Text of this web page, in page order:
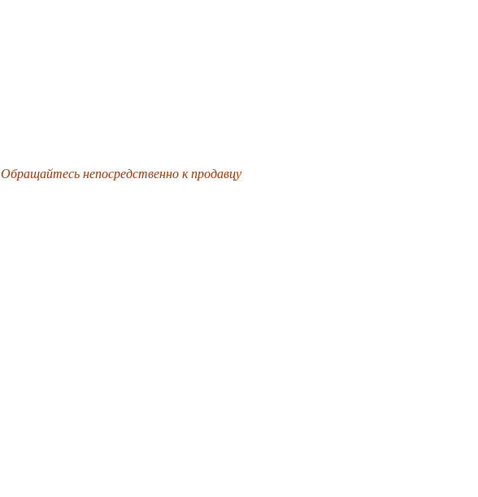
Обращайтесь непосредственно к продавцу